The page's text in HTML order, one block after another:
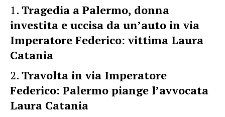
Tragedia a Palermo, donna
investita e uccisa da un’auto in via
Imperatore Federico: vittima Laura
Catania
Travolta in via Imperatore
Federico: Palermo piange l’avvocata
Laura Catania